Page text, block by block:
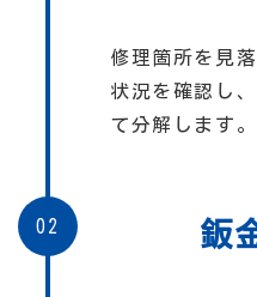
修理箇所を見
状況を確認し
て分解します。
02 鈑